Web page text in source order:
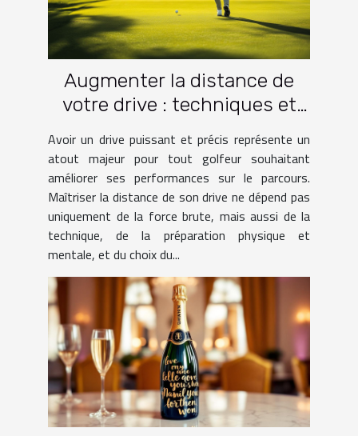
Augmenter la distance de
votre drive : techniques et
pratiques
Avoir un drive puissant et précis représente un
atout majeur pour tout golfeur souhaitant
améliorer ses performances sur le parcours.
Maîtriser la distance de son drive ne dépend pas
uniquement de la force brute, mais aussi de la
technique, de la préparation physique et
mentale, et du choix du...